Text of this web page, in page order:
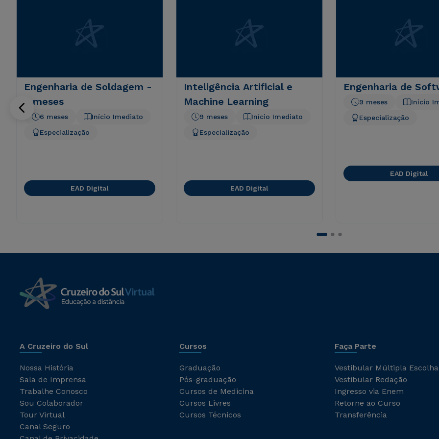
Engenharia de Soldagem -
6 meses
Início Imediato
6 meses
Especialização
EAD Digital
Inteligência Artificial e
Machine Learning
Início Imediato
9 meses
Especialização
EAD Digital
Engenharia de
Início
9 meses
Especialização
EAD Digital
A Cruzeiro do Sul
Nossa História
Sala de Imprensa
Trabalhe Conosco
Sou Colaborador
Tour Virtual
Canal Seguro
Cursos
Graduação
Pós-graduação
Cursos de Medicina
Cursos Livres
Cursos Técnicos
Faça Parte
Vestibular Múltipla Escolha
Vestibular Redação
Ingresso via Enem
Retorne ao Curso
Transferência